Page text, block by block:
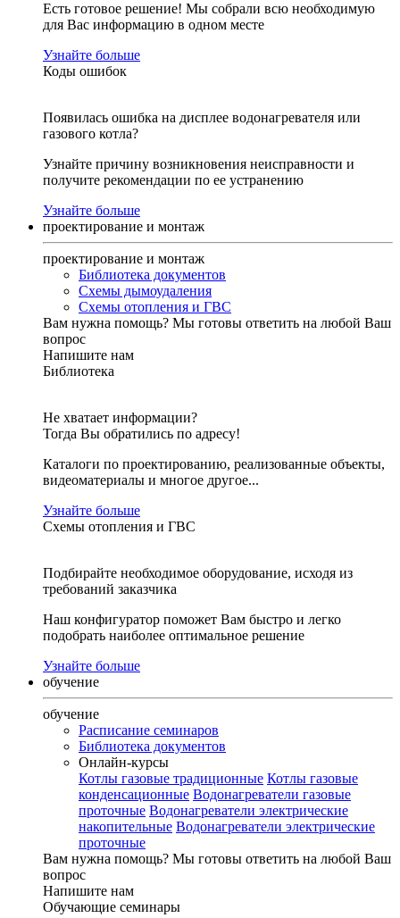
Есть готовое решение! Мы собрали всю необходимую
для Вас информацию в одном месте
Узнайте больше
Коды ошибок
Появилась ошибка на дисплее водонагревателя или
газового котла?
Узнайте причину возникновения неисправности и
получите рекомендации по ее устранению
Узнайте больше
проектирование и монтаж
проектирование и монтаж
Библиотека документов
Схемы дымоудаления
Схемы отопления и ГВС
Вам нужна помощь? Мы готовы ответить на любой Ваш
вопрос
Напишите нам
Библиотека
Не хватает информации?
Тогда Вы обратились по адресу!
Каталоги по проектированию, реализованные объекты,
видеоматериалы и многое другое...
Узнайте больше
Схемы отопления и ГВС
Подбирайте необходимое оборудование, исходя из
требований заказчика
Наш конфигуратор поможет Вам быстро и легко
подобрать наиболее оптимальное решение
Узнайте больше
обучение
обучение
Расписание семинаров
Библиотека документов
Онлайн-курсы
Котлы газовые традиционные Котлы газовые
конденсационные Водонагреватели газовые
проточные Водонагреватели электрические
накопительные Водонагреватели электрические
проточные
Вам нужна помощь? Мы готовы ответить на любой Ваш
вопрос
Напишите нам
Обучающие семинары